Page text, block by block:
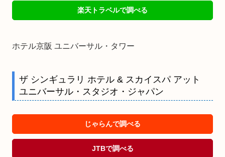
楽天トラベルで調べる
ホテル京阪 ユニバーサル・タワー
ザ シンギュラリ ホテル & スカイスパ アット
ユニバーサル・スタジオ・ジャパン
じゃらんで調べる
JTBで調べる